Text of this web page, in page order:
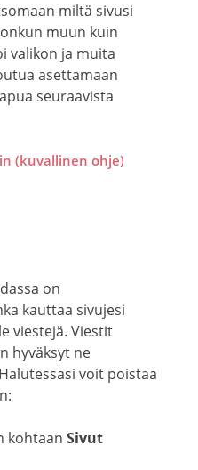
miltä sivusi
muun kuin
valikon ja muita
asettamaan
seuraavista
(kuvallinen ohje)
on
kauttaa sivujesi
viestejä. Viestit
hyväksyt ne
voit poistaa
kohtaanSivut